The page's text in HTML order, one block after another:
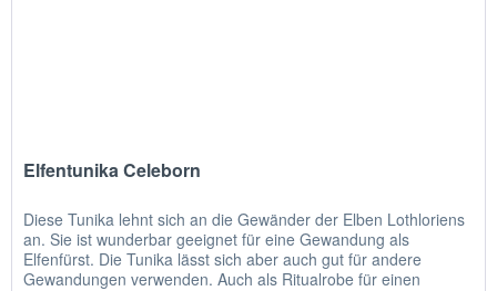
Elfentunika Celeborn
Diese Tunika lehnt sich an die Gewänder der Elben Lothloriens
an. Sie ist wunderbar geeignet für eine Gewandung als
Elfenfürst. Die Tunika lässt sich aber auch gut für andere
Gewandungen verwenden. Auch als Ritualrobe für einen